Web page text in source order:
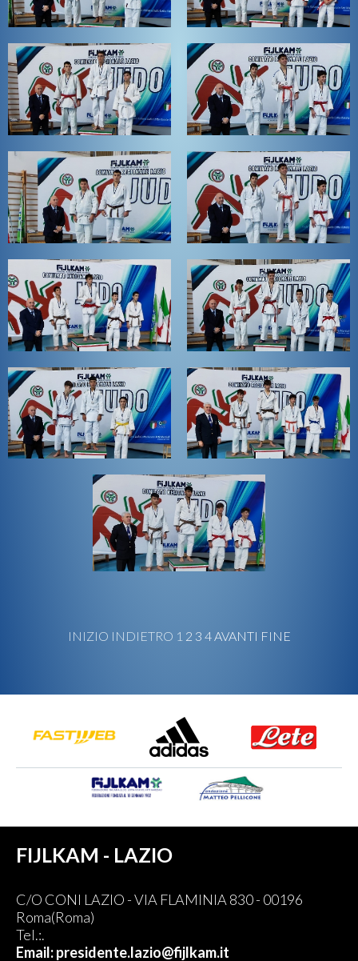
INIZIO INDIETRO 1 2 3 4AVANTI FINE
FIJLKAM - LAZIO
C/O CONI LAZIO - VIA FLAMINIA 830 - 00196
Roma(Roma)
Tel.:.
Email: presidente.lazio@fijlkam.it